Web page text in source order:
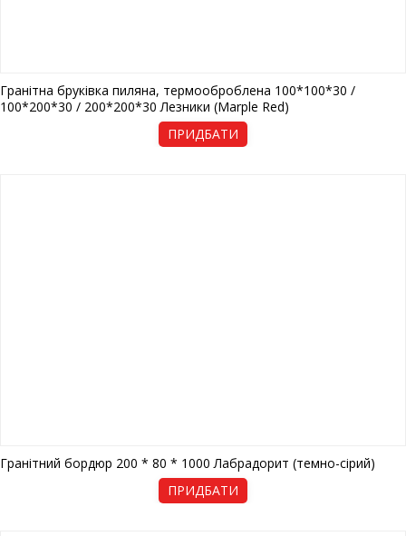
ПРИДБАТИ
Гранітна бруківка пиляна, термооброблена 100*100*30 /
100*200*30 / 200*200*30 Лезники (Marple Red)
ПРИДБАТИ
Гранітний бордюр 200 * 80 * 1000 Лабрадорит (темно-сірий)